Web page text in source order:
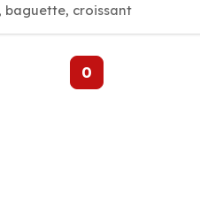
baguette, croissant
0